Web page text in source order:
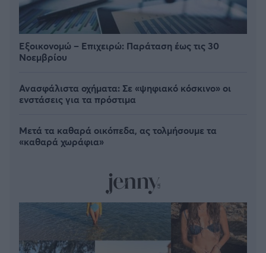
Εξοικονομώ – Επιχειρώ: Παράταση έως τις 30
Νοεμβρίου
Ανασφάλιστα οχήματα: Σε «ψηφιακό κόσκινο» οι
ενστάσεις για τα πρόστιμα
Μετά τα καθαρά οικόπεδα, ας τολμήσουμε τα
«καθαρά χωράφια»